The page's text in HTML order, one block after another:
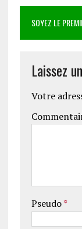
SOYEZ LE
Laissez
Votre
Pseudo*